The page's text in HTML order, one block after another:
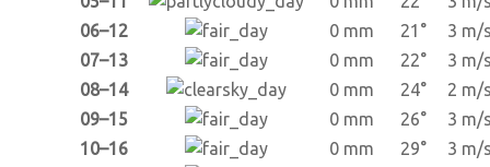
06–12
0 mm 21°
3 m/s
07–13
0 mm 22°
3 m/s
08–14
0 mm 24°
2 m/s
09–15
0 mm 26°
3 m/s
10–16
0 mm 29°
3 m/s